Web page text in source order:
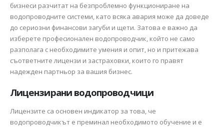
бизнеси разчитат на безпроблемно функциониране на
водопроводните системи, като всяка авария може да доведе
до сериозни финансови загуби и щети. Затова е важно да
изберете професионален водопроводчик, който не само
разполага с необходимите умения и опит, но и притежава
съответните лицензи и застраховки, които го правят
надежден партньор за вашия бизнес.
Лицензирани водопроводчици
Лицензите са основен индикатор за това, че
водопроводчикът е преминал необходимото обучение и е